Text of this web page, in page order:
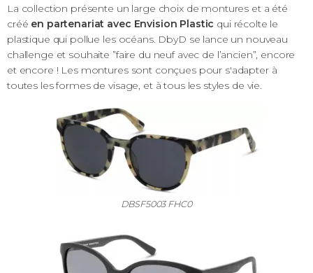
La collection présente un large choix de montures et a été
créé en partenariat avec Envision Plastic qui récolte le
plastique qui pollue les océans. DbyD se lance un nouveau
challenge et souhaite ”faire du neuf avec de l’ancien”, encore
et encore ! Les montures sont conçues pour s'adapter à
toutes les formes de visage, et à tous les styles de vie.
DBSF5003 FHC0